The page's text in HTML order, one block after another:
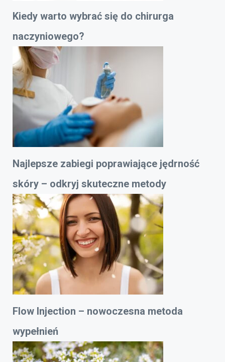
Kiedy warto wybrać się do chirurga
naczyniowego?
Najlepsze zabiegi poprawiające jędrność
skóry – odkryj skuteczne metody
Flow Injection – nowoczesna metoda
wypełnień